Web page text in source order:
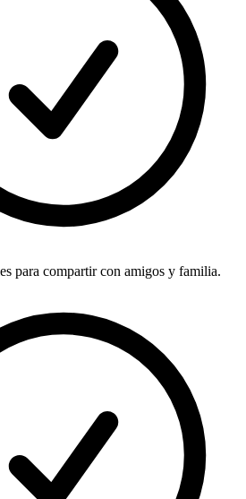
para compartir con amigos y familia.